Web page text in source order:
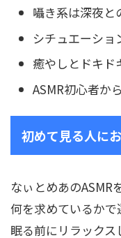
囁き系は深夜と
シチュエーショ
癒やしとドキド
ASMR初心者か
初めて見る人に
なぃとめあのASMR
何を求めているかで
眠る前にリラック